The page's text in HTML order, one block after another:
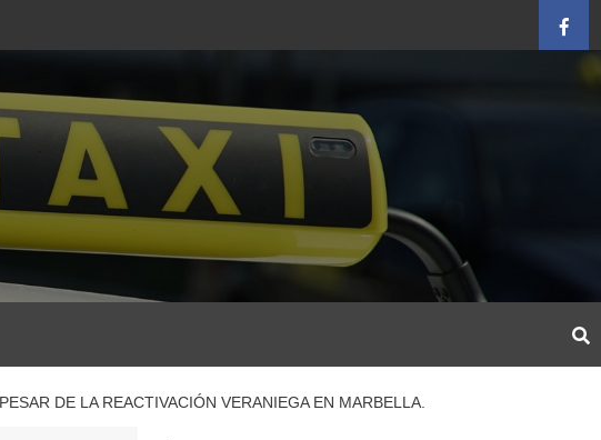
DE LA REACTIVACIÓN VERANIEGA EN MARBELLA.